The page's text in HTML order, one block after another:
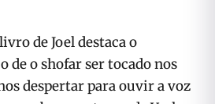
de Joel destaca o
de o shofar ser tocado nos
despertar para ouvir a voz